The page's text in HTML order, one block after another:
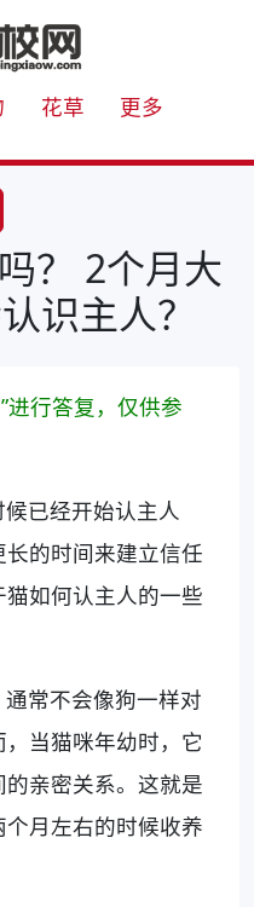
花草 更多
？ 2个月大
识主人？
”进行答复，仅供参
已经开始认主人
的时间来建立信任
如何认主人的一些
常不会像狗一样对
当猫咪年幼时，它
亲密关系。这就是
月左右的时候收养